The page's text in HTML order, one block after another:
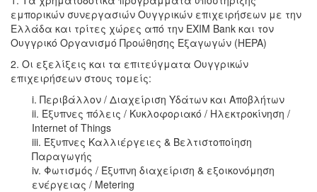
εμπορικών συνεργασιών Ουγγρικών επιχειρήσεων με την
Ελλάδα και τρίτες χώρες από την ΕΧΙΜ Bank και τον
Ουγγρικό Οργανισμό Προώθησης Εξαγωγών (HEPA)
2. Οι εξελίξεις και τα επιτεύγματα Ουγγρικών
επιχειρήσεων στους τομείς:
i. Περιβάλλον / Διαχείριση Υδάτων και Αποβλήτων
ii. Έξυπνες πόλεις / Κυκλοφοριακό / Ηλεκτροκίνηση /
Internet of Things
iii. Έξυπνες Καλλιέργειες & Βελτιστοποίηση
Παραγωγής
iv. Φωτισμός / Έξυπνη διαχείριση & εξοικονόμηση
ενέργειας / Metering